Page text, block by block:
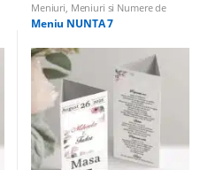
Meniuri, Meniuri si Numere de
masa
Meniu NUNTA 7